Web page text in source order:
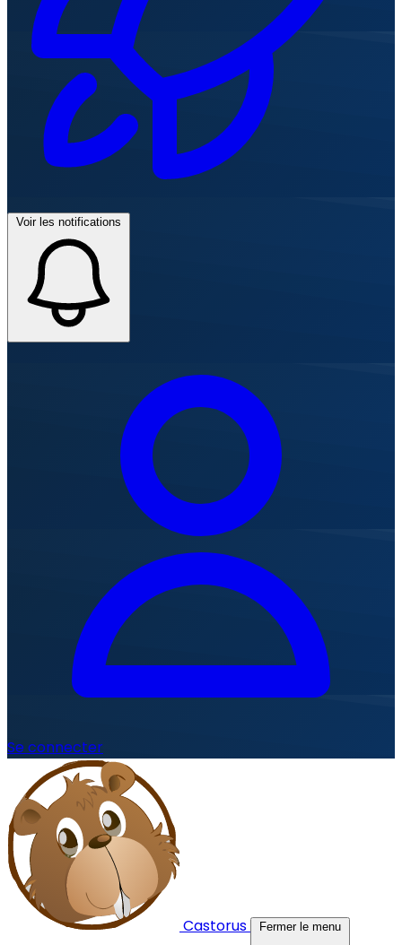
Voir les notifications
Se connecter
Castorus Fermer le menu